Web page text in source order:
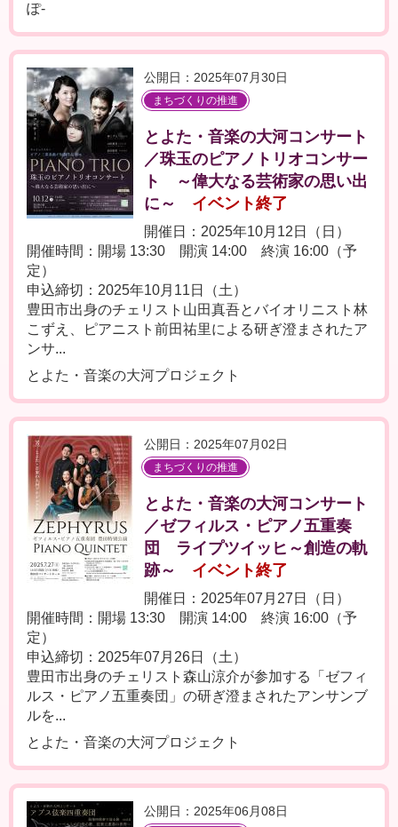
ぽ-
公開日：2025年07月30日
まちづくりの推進
とよた・音楽の大河コンサート
／珠玉のピアノトリオコンサー
ト ～偉大なる芸術家の思い出
に～
イベント終了
開催日：2025年10月12日（日）
開催時間：開場 13:30 開演 14:00 終演 16:00（予
定）
申込締切：2025年10月11日（土）
豊田市出身のチェリスト山田真吾とバイオリニスト林
こずえ、ピアニスト前田祐里による研ぎ澄まされたア
ンサ...
とよた・音楽の大河プロジェクト
公開日：2025年07月02日
まちづくりの推進
とよた・音楽の大河コンサート
／ゼフィルス・ピアノ五重奏
団 ライプツイッヒ～創造の軌
跡～
イベント終了
開催日：2025年07月27日（日）
開催時間：開場 13:30 開演 14:00 終演 16:00（予
定）
申込締切：2025年07月26日（土）
豊田市出身のチェリスト森山涼介が参加する「ゼフィ
ルス・ピアノ五重奏団」の研ぎ澄まされたアンサンブ
ルを...
とよた・音楽の大河プロジェクト
公開日：2025年06月08日